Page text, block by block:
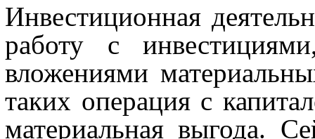
Инвестиционная
работу с
вложениями
таких операция с
материальная выгода.